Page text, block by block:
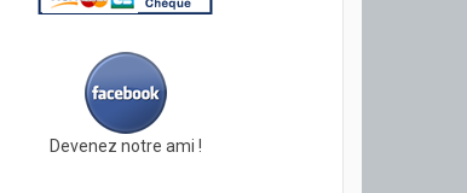
Devenez notre ami !